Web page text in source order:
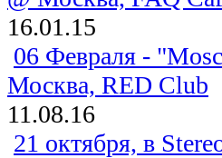
16.01.15
06 Февраля -
Москва, RED Club
11.08.16
21 октября, в